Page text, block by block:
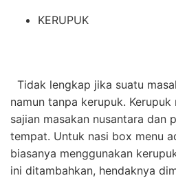
KERUPUK
Tidak lengkap jika suatu
namun tanpa kerupuk.
sajian masakan nusantara dan
tempat. Untuk nasi box menu
biasanya menggunakan
ini ditambahkan, hendaknya